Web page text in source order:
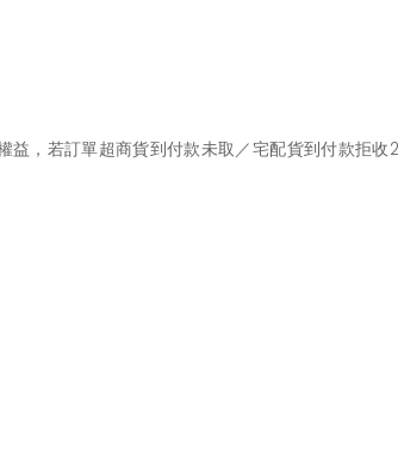
，若訂單超商貨到付款未取／宅配貨到付款拒收